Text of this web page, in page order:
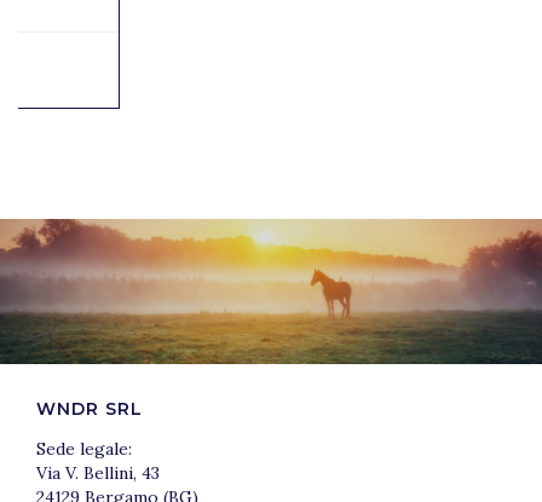
WNDR SRL
Sede legale:
Via V. Bellini, 43
24129 Bergamo (BG)